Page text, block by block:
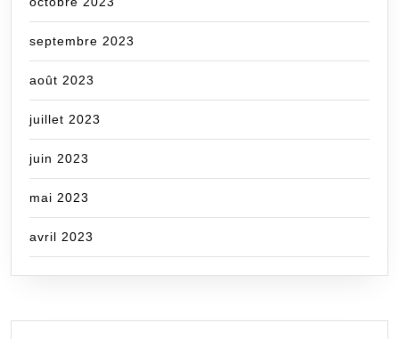
septembre 2023
août 2023
juillet 2023
juin 2023
mai 2023
avril 2023